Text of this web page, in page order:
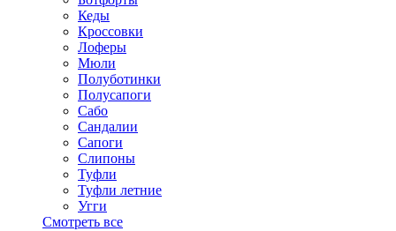
Кеды
Кроссовки
Лоферы
Мюли
Полуботинки
Полусапоги
Сабо
Сандалии
Сапоги
Слипоны
Туфли
Туфли летние
Угги
Смотреть все